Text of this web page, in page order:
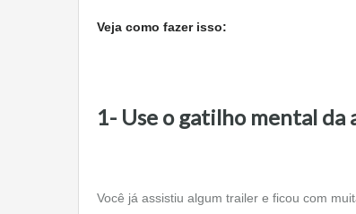
Veja como fazer isso:
1- Use o gatilho mental da
Você já assistiu algum trailer e ficou com